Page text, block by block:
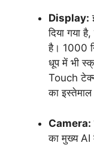
Display:
दिया गया
है। 1000
धूप में भी
Touch
का
Camera:
का मुख्य AI